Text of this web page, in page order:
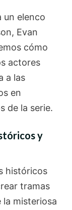
un elenco
Evan
cómo
actores
a las
en
de la serie.
y
históricos
tramas
la misteriosa